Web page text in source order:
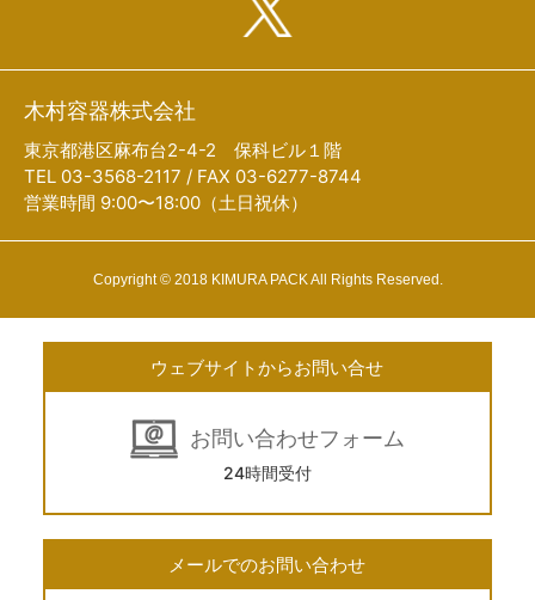
木村容器株式会社
東京都港区麻布台2-4-2 保科ビル１階
TEL 03-3568-2117 / FAX 03-6277-8744
営業時間 9:00〜18:00（土日祝休）
Copyright © 2018 KIMURA PACK All Rights Reserved.
ウェブサイトからお問い合せ
お問い合わせフォーム
24時間受付
メールでのお問い合わせ